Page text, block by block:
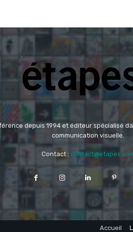
depuis 1994 et éditeur spécialisé
communication visuelle.
Contact :
Accueil